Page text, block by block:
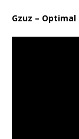
Gzuz – Optimal